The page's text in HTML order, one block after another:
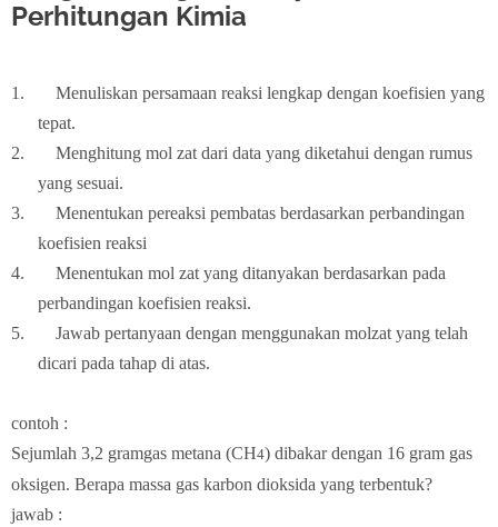
Perhitungan Kimia
1.
Menuliskan persamaan reaksi lengkap dengan koefisien yang
tepat.
2.
Menghitung mol zat dari data yang diketahui dengan rumus
yang sesuai.
3.
Menentukan pereaksi pembatas berdasarkan perbandingan
koefisien reaksi
4.
Menentukan mol zat yang ditanyakan berdasarkan pada
perbandingan koefisien reaksi.
5.
Jawab pertanyaan dengan menggunakan molzat yang telah
dicari pada tahap di atas.
contoh :
Sejumlah 3,2 gramgas metana (CH4) dibakar dengan 16 gram gas
oksigen. Berapa massa gas karbon dioksida yang terbentuk?
jawab :